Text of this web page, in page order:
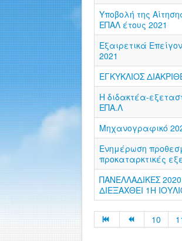
Υπoβολή της
ΕΠΑΛ έτους 2021
Εξαιρετικά
2021
ΕΓΚΥΚΛΙΟΣ
Η διδακτέα-
ΕΠΑ.Λ
Μηχανογραφικό
Ενημέρωση
προκαταρκτικές
ΠΑΝΕΛΛΑΔΙΚΕΣ
ΔΙΕΞΑΧΘΕΙ 1Η
10